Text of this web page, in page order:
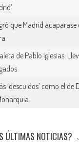
que Madrid acaparase
de Pablo Iglesias:
‘descuidos’ como el de
ÚLTIMAS NOTICIAS?